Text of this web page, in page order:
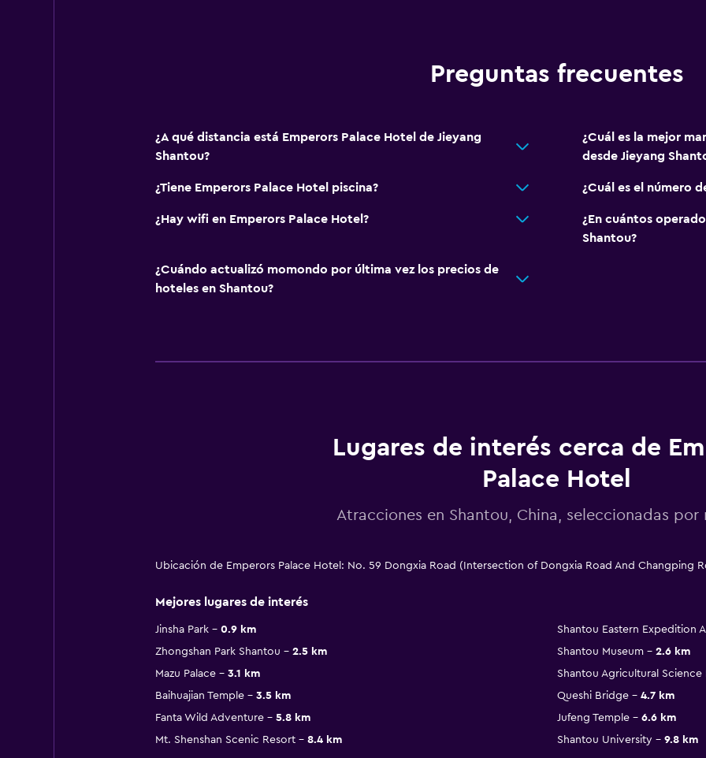
Preguntas frecuentes
¿A qué distancia está Emperors Palace Hotel de Jieyang
Shantou?
¿Cuál es la mejor
desde Jieyang
¿Tiene Emperors Palace Hotel piscina? ¿Cuál es el número
¿Hay wifi en Emperors Palace Hotel?
¿En cuántos
Shantou?
¿Cuándo actualizó momondo por última vez los precios de
hoteles en Shantou?
Lugares de interés cerca de
Palace Hotel
Atracciones en Shantou, China, seleccionadas por
Ubicación de Emperors Palace Hotel: No. 59 Dongxia Road (Intersection of Dongxia Road And Changping
Mejores lugares de interés
Jinsha Park 0.9 km Shantou Eastern Expedition
Zhongshan Park Shantou
2.5 km Shantou Museum
2.6 km
Mazu Palace
3.1 km Shantou Agricultural Science
Baihuajian Temple
3.5 km Queshi Bridge
4.7 km
Fanta Wild Adventure
5.8 km Jufeng Temple
6.6 km
Mt. Shenshan Scenic Resort
8.4 km Shantou University 9.8 km